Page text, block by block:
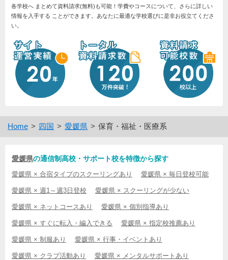
各学校へ まとめて資料請求(無料)も可能！学費やコースについて、さらに詳しい
情報を入手する ことができます。あなたに最適な学校選びに是非お役立てくださ
い。
Home 四国 愛媛県 保育・福祉・医療系
愛媛県の通信制高校・サポート校を特徴から探す
愛媛県 × 合宿タイプのスクーリングあり 愛媛県 × 毎日登校可能
愛媛県 × 週1～週3日登校 愛媛県 × スクーリングが少ない
愛媛県 × ネットコースあり 愛媛県 × 個別指導あり
愛媛県 × すぐに転入・編入できる 愛媛県 × 指定校推薦あり
愛媛県 × 制服あり 愛媛県 × 行事・イベントあり
愛媛県 × クラブ活動あり 愛媛県 × メンタルサポートあり